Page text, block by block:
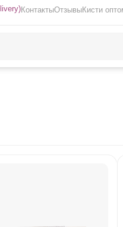
КонтактыОтзывыКисти